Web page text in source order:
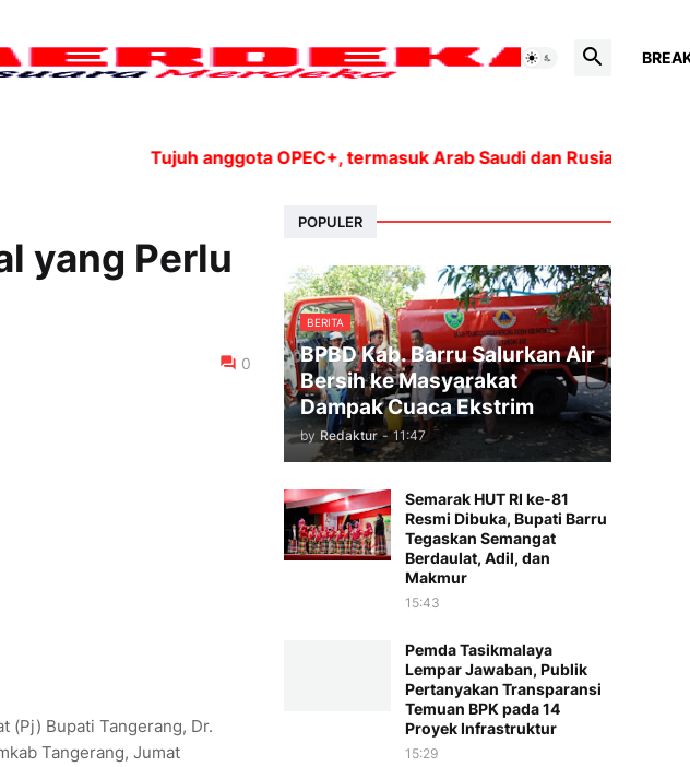
Tujuh anggota OPEC+, termasuk Arab Saudi dan Rusia, akan
yang Perlu
0
(Pj) Bupati Tangerang, Dr.
Tangerang, Jumat
POPULER
BERITA
BPBD Kab. Barru Salurkan Air
Bersih ke Masyarakat
Dampak Cuaca Ekstrim
by Redaktur - 11:47
Semarak HUT RI ke-81
Resmi Dibuka, Bupati Barru
Tegaskan Semangat
Berdaulat, Adil, dan
Makmur
15:43
Pemda Tasikmalaya
Lempar Jawaban, Publik
Pertanyakan Transparansi
Temuan BPK pada 14
Proyek Infrastruktur
15:29